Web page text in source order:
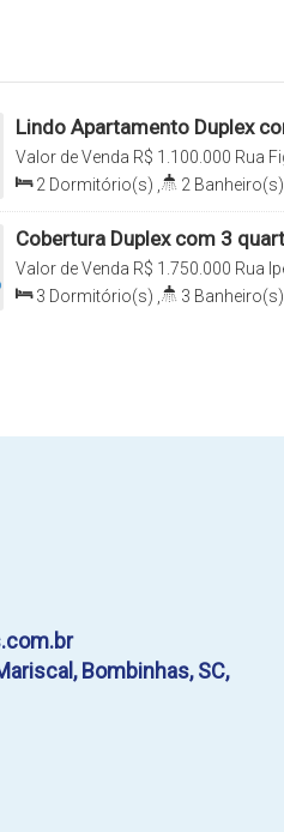
Lindo Apartamento Duplex
R$ 1.100.000
Valor de Venda
Rua
Grande, Bombinhas, Santa
2 Dormitório(s) 2 Banheiro(s)
Cobertura Duplex com 3
Bombinhas
R$ 1.750.000
Valor de Venda
Rua
Grande, Bombinhas, Santa
3 Dormitório(s) 3 Banheiro(s)
, Bombinhas, SC,